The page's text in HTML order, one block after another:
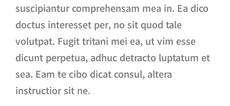
suscipiantur comprehensam mea in. Ea dico
doctus interesset per, no sit quod tale
volutpat. Fugit tritani mei ea, ut vim esse
dicunt perpetua, adhuc detracto luptatum et
sea. Eam te cibo dicat consul, altera
instructior sit ne.